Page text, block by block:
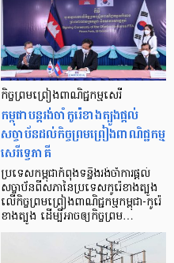
កិច្ចព្រមព្រៀងពាណិជ្ជកម្មសេរី
កម្ពុជាបន្ដរង់ចាំកូរ៉េខាងត្បូងផ្ដល់
សច្ចាប័នដល់កិច្ចព្រមព្រៀងពាណិជ្ជកម្ម
សេរីទ្វេភាគី
ប្រទេសកម្ពុជាកំពុងទន្ទឹងរង់ចាំការផ្ដល់
សច្ចាប័នពីសភានៃប្រទេសកូរ៉េខាងត្បូង
លើកិច្ចព្រមព្រៀងពាណិជ្ជកម្មកម្ពុជា-កូរ៉េ
ខាងត្បូង ដើម្បីអាចឲ្យកិច្ចព្រម…